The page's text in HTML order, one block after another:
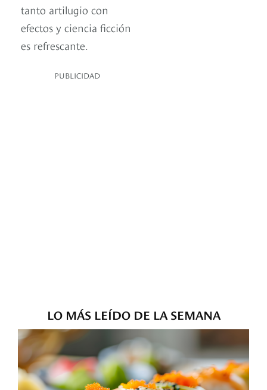
tanto artilugio con
efectos y ciencia ficción
es refrescante.
PUBLICIDAD
LO MÁS LEÍDO DE LA SEMANA